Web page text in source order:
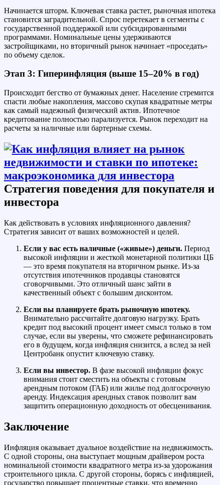
Начинается шторм. Ключевая ставка растет, рыночная ипотека
становится заградительной. Спрос перетекает в сегменты с
государственной поддержкой или субсидированными
программами. Номинальные цены удерживаются
застройщиками, но вторичный рынок начинает «проседать»
по объему сделок.
Этап 3: Гиперинфляция (выше 15–20% в год)
Происходит бегство от бумажных денег. Население стремится
спасти любые накопления, массово скупая квадратные метры
как самый надежный физический актив. Ипотечное
кредитование полностью парализуется. Рынок переходит на
расчеты за наличные или бартерные схемы.
Стратегия поведения для покупателя и
инвестора
Как действовать в условиях инфляционного давления?
Стратегия зависит от ваших возможностей и целей.
Если у вас есть наличные («живые») деньги. Период
высокой инфляции и жесткой монетарной политики ЦБ
— это время покупателя на вторичном рынке. Из-за
отсутствия ипотечников продавцы становятся
сговорчивыми. Это отличный шанс зайти в
качественный объект с большим дисконтом.
Если вы планируете брать рыночную ипотеку.
Внимательно рассчитайте долговую нагрузку. Брать
кредит под высокий процент имеет смысл только в том
случае, если вы уверены, что сможете рефинансировать
его в будущем, когда инфляция снизится, а вслед за ней
Центробанк опустит ключевую ставку.
Если вы инвестор. В фазе высокой инфляции фокус
внимания стоит сместить на объекты с готовым
арендным потоком (ГАБ) или жилье под долгосрочную
аренду. Индексация арендных ставок позволит вам
защитить операционную доходность от обесценивания.
Заключение
Инфляция оказывает дуальное воздействие на недвижимость.
С одной стороны, она выступает мощным драйвером роста
номинальной стоимости квадратного метра из-за удорожания
строительного цикла. С другой стороны, борясь с инфляцией,
государство повышает процентные ставки, что временно